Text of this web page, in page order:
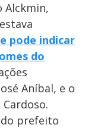
Alckmin,
pode indicar
do
Aníbal, e o
prefeito